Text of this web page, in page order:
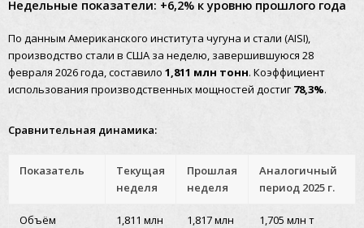
Недельные показатели: +6,2% к уровню прошлого года
По данным Американского института чугуна и стали (AISI),
производство стали в США за неделю, завершившуюся 28
февраля 2026 года, составило 1,811 млн тонн. Коэффициент
использования производственных мощностей достиг78,3%.
Сравнительная динамика:
Показатель
Текущая
неделя
Прошлая
неделя
Аналогичный
период 2025 г.
Объём
1,811 млн
1,817 млн
1,705 млн т